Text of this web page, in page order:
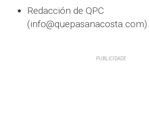
Redacción de QPC
(info@quepasanacosta.com).